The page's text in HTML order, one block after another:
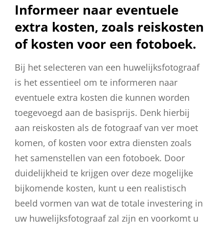
Informeer naar eventuele
extra kosten, zoals reiskosten
of kosten voor een fotoboek.
Bij het selecteren van een huwelijksfotograaf
is het essentieel om te informeren naar
eventuele extra kosten die kunnen worden
toegevoegd aan de basisprijs. Denk hierbij
aan reiskosten als de fotograaf van ver moet
komen, of kosten voor extra diensten zoals
het samenstellen van een fotoboek. Door
duidelijkheid te krijgen over deze mogelijke
bijkomende kosten, kunt u een realistisch
beeld vormen van wat de totale investering in
uw huwelijksfotograaf zal zijn en voorkomt u